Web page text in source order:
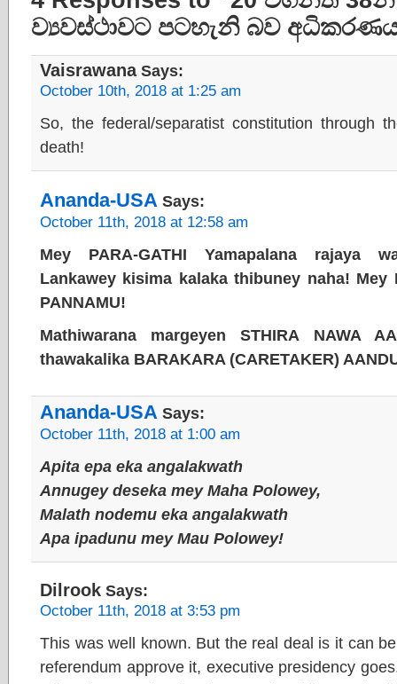
ව්‍යවස්ථාවට පටහැනි බව
VaisrawanaSays:
October 10th, 2018 at 1:25 am
So, the federal/separatist constitution through
death!
Ananda-USA Says:
October 11th, 2018 at 12:58 am
Mey PARA-GATHI Yamapalana rajaya
Lankawey kisima kalaka thibuney naha! Mey
PANNAMU!
Mathiwarana margeyen STHIRA NAWA
thawakalika BARAKARA (CARETAKER)
Ananda-USA Says:
October 11th, 2018 at 1:00 am
Apita epa eka angalakwath
Annugey deseka mey Maha Polowey,
Malath nodemu eka angalakwath
Apa ipadunu mey Mau Polowey!
Dilrook Says:
October 11th, 2018 at 3:53 pm
This was well known. But the real deal is it can
referendum approve it, executive presidency